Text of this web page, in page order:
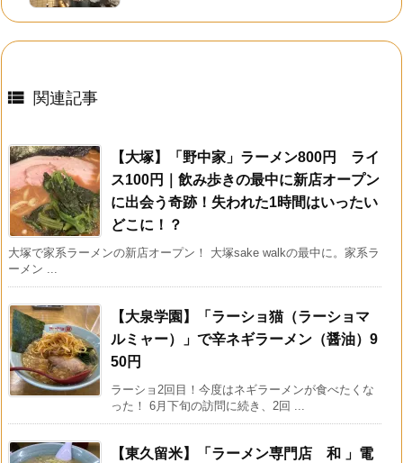
 関連記事
【大塚】「野中家」ラーメン800円 ライ
ス100円｜飲み歩きの最中に新店オープン
に出会う奇跡！失われた1時間はいったい
どこに！？
大塚で家系ラーメンの新店オープン！ 大塚sake walkの最中に。家系ラ
ーメン ...
【大泉学園】「ラーショ猫（ラーショマ
ルミャー）」で辛ネギラーメン（醤油）9
50円
ラーショ2回目！今度はネギラーメンが食べたくな
った！ 6月下旬の訪問に続き、2回 ...
【東久留米】「ラーメン専門店 和 」電